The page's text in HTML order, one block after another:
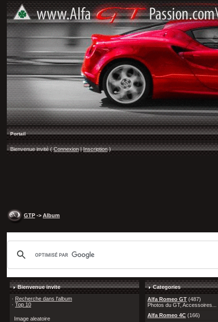
Portail
Bienvenue invité ( Connexion |Inscription)
GTP -> Album
Bienvenue invite
· Recherche dans l'album
· Top 10
Image aleatoire
Categories
Alfa Romeo GT (487)
Photos du GT, Accessoires...
Alfa Romeo 4C (166)